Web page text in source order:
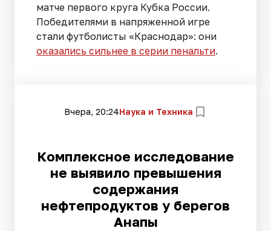
матче первого круга Кубка России.
Победителями в напряженной игре
стали футболисты «Краснодар»: они
оказались сильнее в серии пенальти.
Вчера, 20:24Наука и Техника
Комплексное исследование
не выявило превышения
содержания
нефтепродуктов у берегов
Анапы